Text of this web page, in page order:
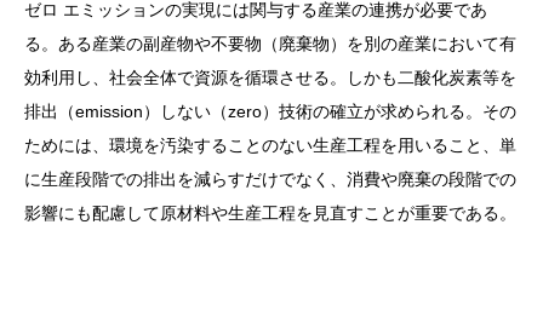
ゼロ エミッションの実現には関与する産業の連携が必要であ
る。ある産業の副産物や不要物（廃棄物）を別の産業において有
効利用し、社会全体で資源を循環させる。しかも二酸化炭素等を
排出（emission）しない（zero）技術の確立が求められる。その
ためには、環境を汚染することのない生産工程を用いること、単
に生産段階での排出を減らすだけでなく、消費や廃棄の段階での
影響にも配慮して原材料や生産工程を見直すことが重要である。